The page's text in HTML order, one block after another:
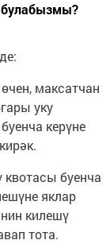
булабызмы?
максатчан
уку
керүне
квотасы буенча
яклар
килешү
тота.